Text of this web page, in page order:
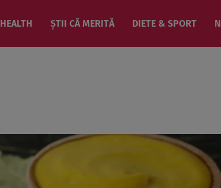
HEALTH ȘTII CĂ MERITĂ DIETE & SPORT